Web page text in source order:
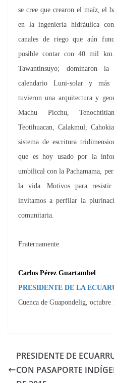
se cree que crearon el maíz, el
en la ingeniería hidráulica
canales de riego que aún
posible contar con 40 mil
Tawantinsuyo; dominaron
calendario Luni-solar y más
tuvieron una arquitectura y
Machu Picchu,
Teotihuacan, Calakmul,
sistema de escritura
que es hoy usado por la
umbilical con la Pachamama,
la vida. Motivos para resistir
invitamos a perfilar la
comunitaria.
Fraternamente
Carlos Pérez Guartambel
PRESIDENTE DE LA
Cuenca de Guapondelig,
PRESIDENTE DE
CON PASAPORTE